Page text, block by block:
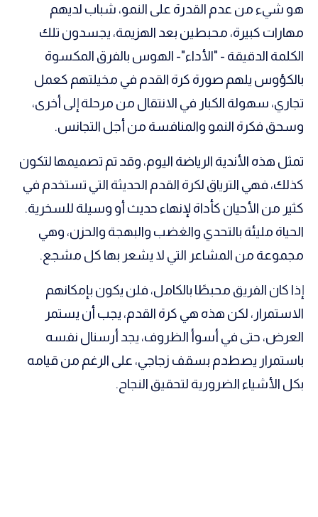
هو شيء من عدم القدرة على النمو، شباب لديهم
مهارات كبيرة، محبطين بعد الهزيمة، يجسدون تلك
الكلمة الدقيقة - "الأداء"- الهوس بالفرق المكسوة
بالكؤوس يلهم صورة كرة القدم في مخيلتهم كعمل
تجاري، سهولة الكبار في الانتقال من مرحلة إلى أخرى،
وسحق فكرة النمو والمنافسة من أجل التجانس.
تمثل هذه الأندية الرياضة اليوم، وقد تم تصميمها لتكون
كذلك، فهي الترياق لكرة القدم الحديثة التي تستخدم في
كثير من الأحيان كأداة لإنهاء حديث أو وسيلة للسخرية.
الحياة مليئة بالتحدي والغضب والبهجة والحزن، وهي
مجموعة من المشاعر التي لا يشعر بها كل مشجع.
إذا كان الفريق محبطًا بالكامل، فلن يكون بإمكانهم
الاستمرار، لكن هذه هي كرة القدم، يجب أن يستمر
العرض، حتى في أسوأ الظروف، يجد أرسنال نفسه
باستمرار يصطدم بسقف زجاجي، على الرغم من قيامه
بكل الأشياء الضرورية لتحقيق النجاح.